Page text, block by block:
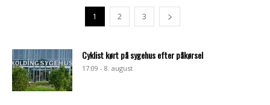
1 2 3
Cyklist kørt på sygehus efter påkørsel
17:09 - 8. august